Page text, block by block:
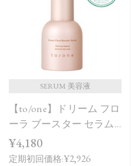
SERUM 美容液
【to/one】ドリーム フロ
ーラ ブースター セラム
＜導入美容液＞
¥4,180
定期初回価格:¥2,926